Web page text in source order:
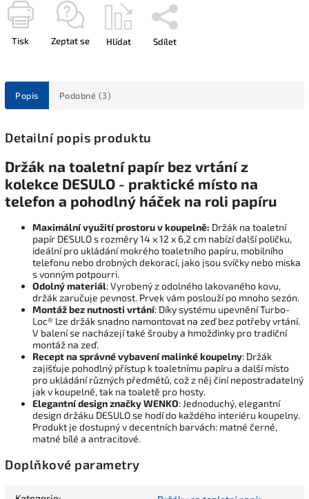
Tisk Zeptat se Hlídat Sdílet
Popis Podobné (3)
Detailní popis produktu
Držák na toaletní papír bez vrtání z
kolekce DESULO - praktické místo na
telefon a pohodlný háček na roli papíru
Maximální využití prostoru v koupelně: Držák na toaletní
papír DESULO s rozměry 14 x 12 x 6,2 cm nabízí další poličku,
ideální pro ukládání mokrého toaletního papíru, mobilního
telefonu nebo drobných dekorací, jako jsou svíčky nebo miska
s vonným potpourri.
Odolný materiál: Vyrobený z odolného lakovaného kovu,
držák zaručuje pevnost. Prvek vám poslouží po mnoho sezón.
Montáž bez nutnosti vrtání: Díky systému upevnění Turbo-
Loc® lze držák snadno namontovat na zeď bez potřeby vrtání.
V balení se nacházejí také šrouby a hmoždinky pro tradiční
montáž na zeď.
Recept na správné vybavení malinké koupelny: Držák
zajišťuje pohodlný přístup k toaletnímu papíru a další místo
pro ukládání různých předmětů, což z něj činí nepostradatelný
jak v koupelně, tak na toaletě pro hosty.
Elegantní design značky WENKO: Jednoduchý, elegantní
design držáku DESULO se hodí do každého interiéru koupelny.
Produkt je dostupný v decentních barvách: matné černé,
matné bílé a antracitové.
Doplňkové parametry